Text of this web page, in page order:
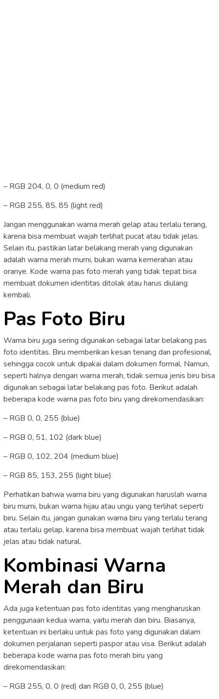
– RGB 204, 0, 0 (medium red)
– RGB 255, 85, 85 (light red)
Jangan menggunakan warna merah gelap atau terlalu terang,
karena bisa membuat wajah terlihat pucat atau tidak jelas.
Selain itu, pastikan latar belakang merah yang digunakan
adalah warna merah murni, bukan warna kemerahan atau
oranye. Kode warna pas foto merah yang tidak tepat bisa
membuat dokumen identitas ditolak atau harus diulang
kembali.
Pas Foto Biru
Warna biru juga sering digunakan sebagai latar belakang pas
foto identitas. Biru memberikan kesan tenang dan profesional,
sehingga cocok untuk dipakai dalam dokumen formal. Namun,
seperti halnya dengan warna merah, tidak semua jenis biru bisa
digunakan sebagai latar belakang pas foto. Berikut adalah
beberapa kode warna pas foto biru yang direkomendasikan:
– RGB 0, 0, 255 (blue)
– RGB 0, 51, 102 (dark blue)
– RGB 0, 102, 204 (medium blue)
– RGB 85, 153, 255 (light blue)
Perhatikan bahwa warna biru yang digunakan haruslah warna
biru murni, bukan warna hijau atau ungu yang terlihat seperti
biru. Selain itu, jangan gunakan warna biru yang terlalu terang
atau terlalu gelap, karena bisa membuat wajah terlihat tidak
jelas atau tidak natural.
Kombinasi Warna
Merah dan Biru
Ada juga ketentuan pas foto identitas yang mengharuskan
penggunaan kedua warna, yaitu merah dan biru. Biasanya,
ketentuan ini berlaku untuk pas foto yang digunakan dalam
dokumen perjalanan seperti paspor atau visa. Berikut adalah
beberapa kode warna pas foto merah biru yang
direkomendasikan:
– RGB 255, 0, 0 (red) dan RGB 0, 0, 255 (blue)